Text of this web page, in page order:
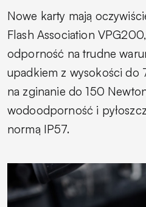
Nowe karty mają
Flash Association
odporność na trudne
upadkiem z wysokości do
na zginanie do 150
wodoodporność i
normą IP57.